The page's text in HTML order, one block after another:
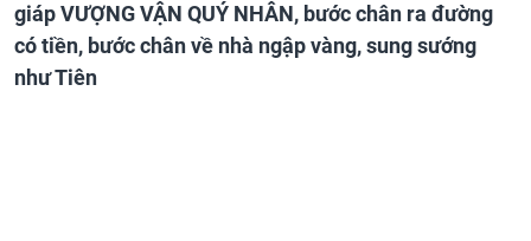
giáp VƯỢNG VẬN QUÝ NHÂN, bước chân ra đường
có tiền, bước chân về nhà ngập vàng, sung sướng
như Tiên